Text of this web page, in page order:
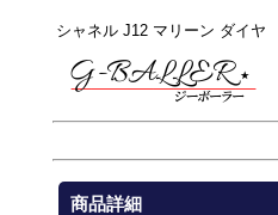
シャネル J12 マリーン ダイヤ
商品詳細